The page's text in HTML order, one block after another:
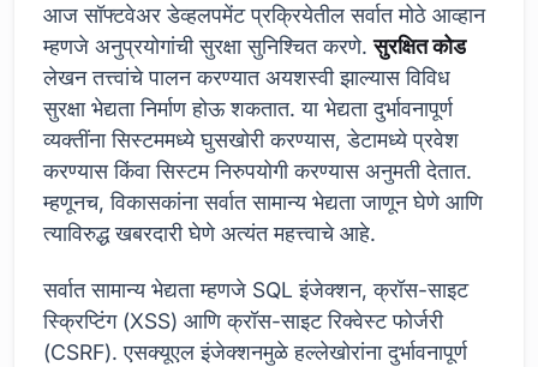
आज सॉफ्टवेअर डेव्हलपमेंट प्रक्रियेतील सर्वात मोठे आव्हान
म्हणजे अनुप्रयोगांची सुरक्षा सुनिश्चित करणे.सुरक्षित कोड
लेखन तत्त्वांचे पालन करण्यात अयशस्वी झाल्यास विविध
सुरक्षा भेद्यता निर्माण होऊ शकतात. या भेद्यता दुर्भावनापूर्ण
व्यक्तींना सिस्टममध्ये घुसखोरी करण्यास, डेटामध्ये प्रवेश
करण्यास किंवा सिस्टम निरुपयोगी करण्यास अनुमती देतात.
म्हणूनच, विकासकांना सर्वात सामान्य भेद्यता जाणून घेणे आणि
त्याविरुद्ध खबरदारी घेणे अत्यंत महत्त्वाचे आहे.
सर्वात सामान्य भेद्यता म्हणजे SQL इंजेक्शन, क्रॉस-साइट
स्क्रिप्टिंग (XSS) आणि क्रॉस-साइट रिक्वेस्ट फोर्जरी
(CSRF). एसक्यूएल इंजेक्शनमुळे हल्लेखोरांना दुर्भावनापूर्ण